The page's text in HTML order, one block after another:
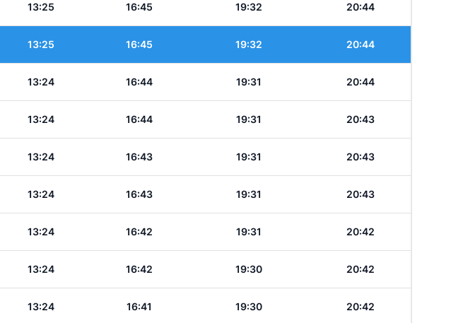
13:25 16:45 19:32 20:44
13:25 16:45 19:32 20:44
13:24 16:44 19:31 20:44
13:24 16:44 19:31 20:43
13:24 16:43 19:31 20:43
13:24 16:43 19:31 20:43
13:24 16:42 19:31 20:42
13:24 16:42 19:30 20:42
13:24 16:41 19:30 20:42